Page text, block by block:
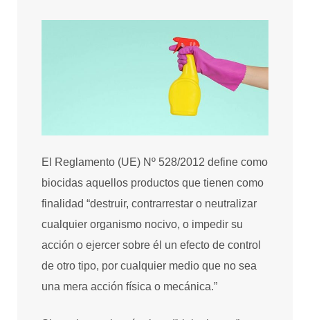
El Reglamento (UE) Nº 528/2012 define como
biocidas aquellos productos que tienen como
finalidad “destruir, contrarrestar o neutralizar
cualquier organismo nocivo, o impedir su
acción o ejercer sobre él un efecto de control
de otro tipo, por cualquier medio que no sea
una mera acción física o mecánica.”